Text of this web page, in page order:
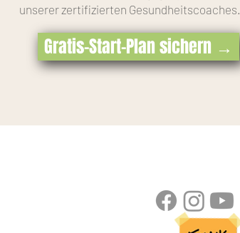
unserer zertifizierten Gesundheitscoaches.
Gratis-Start-Plan sichern →